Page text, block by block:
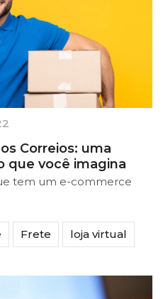
Correios: uma
que você imagina
tem um e-commerce
Frete loja virtual